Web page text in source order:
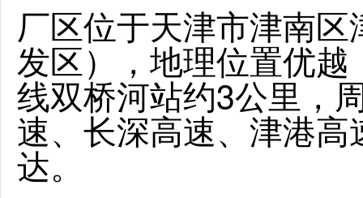
厂区位于天津市津南
发区），地理位置优
线双桥河站约3公里，
速、长深高速、津港
达。